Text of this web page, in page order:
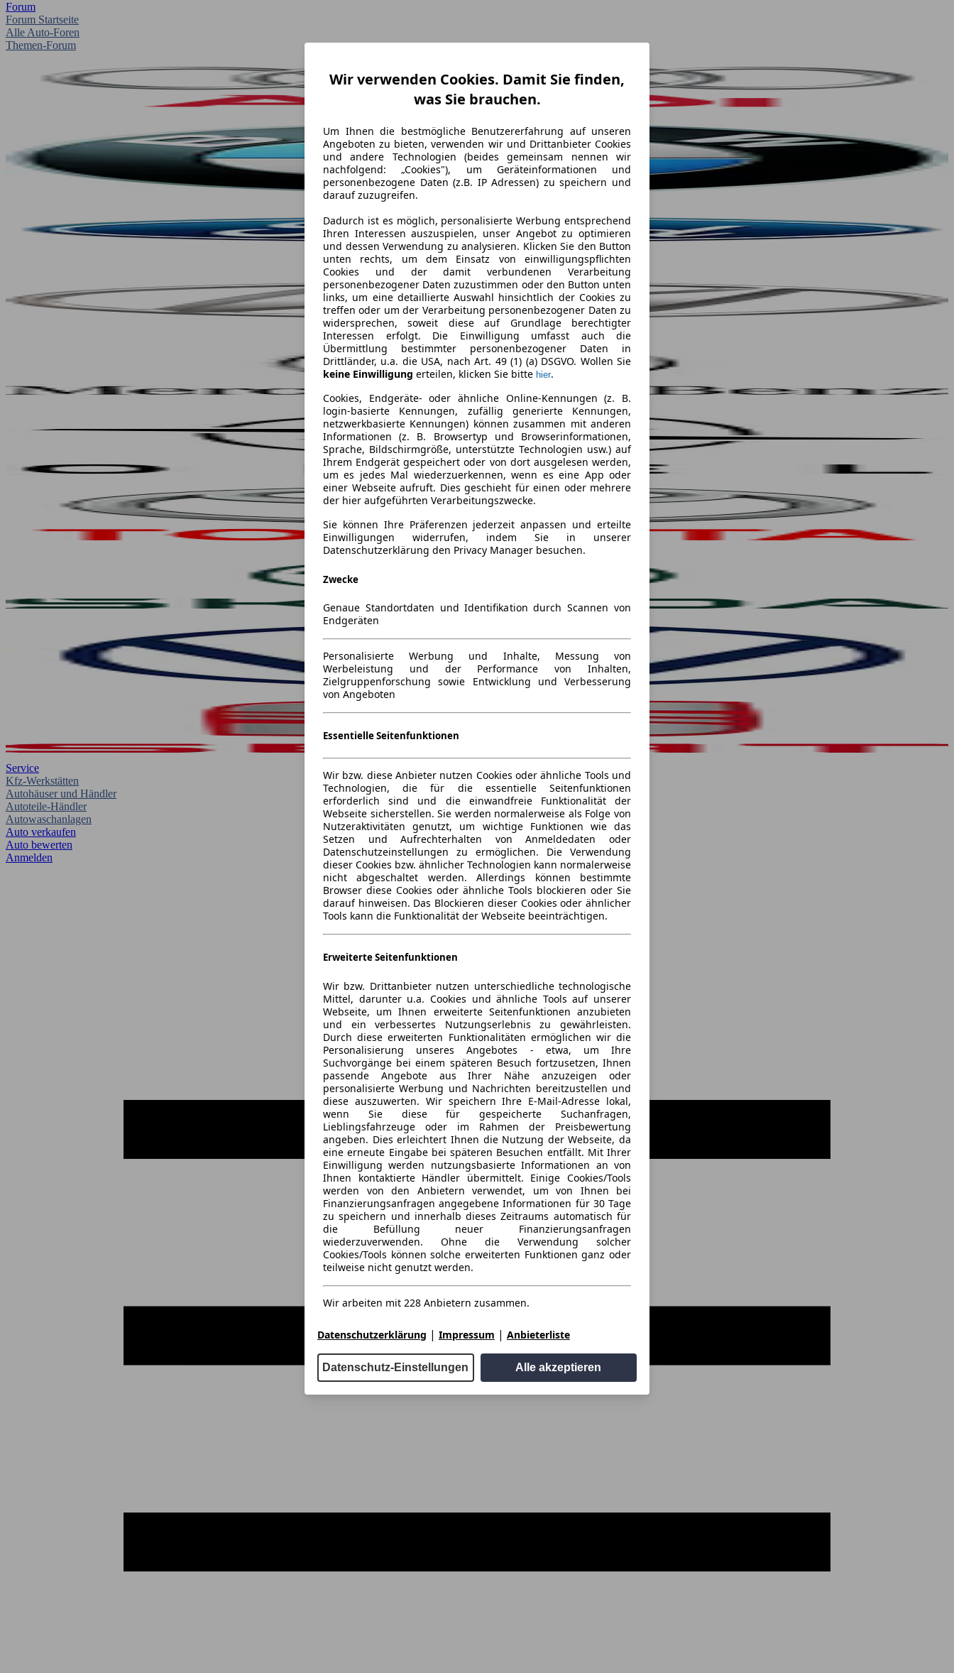
Forum
Forum Startseite
Alle Auto-Foren
Themen-Forum
Service
Kfz-Werkstätten
Autohäuser und Händler
Autoteile-Händler
Autowaschanlagen
Auto verkaufen
Auto bewerten
Anmelden
Wir verwenden Cookies. Damit Sie finden,
was Sie brauchen.
Um Ihnen die bestmögliche Benutzererfahrung auf unseren
Angeboten zu bieten, verwenden wir und Drittanbieter Cookies
und andere Technologien (beides gemeinsam nennen wir
nachfolgend: „Cookies"), um Geräteinformationen und
personenbezogene Daten (z.B. IP Adressen) zu speichern und
darauf zuzugreifen.
Dadurch ist es möglich, personalisierte Werbung entsprechend
Ihren Interessen auszuspielen, unser Angebot zu optimieren
und dessen Verwendung zu analysieren. Klicken Sie den Button
unten rechts, um dem Einsatz von einwilligungspflichten
Cookies und der damit verbundenen Verarbeitung
personenbezogener Daten zuzustimmen oder den Button unten
links, um eine detaillierte Auswahl hinsichtlich der Cookies zu
treffen oder um der Verarbeitung personenbezogener Daten zu
widersprechen, soweit diese auf Grundlage berechtigter
Interessen erfolgt. Die Einwilligung umfasst auch die
Übermittlung bestimmter personenbezogener Daten in
Drittländer, u.a. die USA, nach Art. 49 (1) (a) DSGVO. Wollen Sie
keine Einwilligung erteilen, klicken Sie bitte hier.
Cookies, Endgeräte- oder ähnliche Online-Kennungen (z. B.
login-basierte Kennungen, zufällig generierte Kennungen,
netzwerkbasierte Kennungen) können zusammen mit anderen
Informationen (z. B. Browsertyp und Browserinformationen,
Sprache, Bildschirmgröße, unterstützte Technologien usw.) auf
Ihrem Endgerät gespeichert oder von dort ausgelesen werden,
um es jedes Mal wiederzuerkennen, wenn es eine App oder
einer Webseite aufruft. Dies geschieht für einen oder mehrere
der hier aufgeführten Verarbeitungszwecke.
Sie können Ihre Präferenzen jederzeit anpassen und erteilte
Einwilligungen widerrufen, indem Sie in unserer
Datenschutzerklärung den Privacy Manager besuchen.
Zwecke
Genaue Standortdaten und Identifikation durch Scannen von
Endgeräten
Personalisierte Werbung und Inhalte, Messung von
Werbeleistung und der Performance von Inhalten,
Zielgruppenforschung sowie Entwicklung und Verbesserung
von Angeboten
Essentielle Seitenfunktionen
Wir bzw. diese Anbieter nutzen Cookies oder ähnliche Tools und
Technologien, die für die essentielle Seitenfunktionen
erforderlich sind und die einwandfreie Funktionalität der
Webseite sicherstellen. Sie werden normalerweise als Folge von
Nutzeraktivitäten genutzt, um wichtige Funktionen wie das
Setzen und Aufrechterhalten von Anmeldedaten oder
Datenschutzeinstellungen zu ermöglichen. Die Verwendung
dieser Cookies bzw. ähnlicher Technologien kann normalerweise
nicht abgeschaltet werden. Allerdings können bestimmte
Browser diese Cookies oder ähnliche Tools blockieren oder Sie
darauf hinweisen. Das Blockieren dieser Cookies oder ähnlicher
Tools kann die Funktionalität der Webseite beeinträchtigen.
Erweiterte Seitenfunktionen
Wir bzw. Drittanbieter nutzen unterschiedliche technologische
Mittel, darunter u.a. Cookies und ähnliche Tools auf unserer
Webseite, um Ihnen erweiterte Seitenfunktionen anzubieten
und ein verbessertes Nutzungserlebnis zu gewährleisten.
Durch diese erweiterten Funktionalitäten ermöglichen wir die
Personalisierung unseres Angebotes - etwa, um Ihre
Suchvorgänge bei einem späteren Besuch fortzusetzen, Ihnen
passende Angebote aus Ihrer Nähe anzuzeigen oder
personalisierte Werbung und Nachrichten bereitzustellen und
diese auszuwerten. Wir speichern Ihre E-Mail-Adresse lokal,
wenn Sie diese für gespeicherte Suchanfragen,
Lieblingsfahrzeuge oder im Rahmen der Preisbewertung
angeben. Dies erleichtert Ihnen die Nutzung der Webseite, da
eine erneute Eingabe bei späteren Besuchen entfällt. Mit Ihrer
Einwilligung werden nutzungsbasierte Informationen an von
Ihnen kontaktierte Händler übermittelt. Einige Cookies/Tools
werden von den Anbietern verwendet, um von Ihnen bei
Finanzierungsanfragen angegebene Informationen für 30 Tage
zu speichern und innerhalb dieses Zeitraums automatisch für
die Befüllung neuer Finanzierungsanfragen
wiederzuverwenden. Ohne die Verwendung solcher
Cookies/Tools können solche erweiterten Funktionen ganz oder
teilweise nicht genutzt werden.
Wir arbeiten mit 228 Anbietern zusammen.
Datenschutzerklärung | Impressum | Anbieterliste
Datenschutz-Einstellungen Alle akzeptieren